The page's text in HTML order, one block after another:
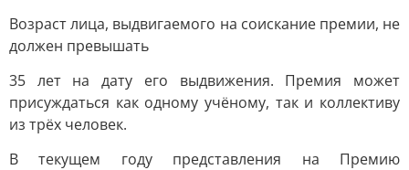
Возраст лица, выдвигаемого на соискание премии, не
должен превышать
35 лет на дату его выдвижения. Премия может
присуждаться как одному учёному, так и коллективу
из трёх человек.
В текущем году представления на Премию